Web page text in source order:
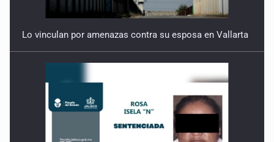
Lo vinculan por amenazas contra su esposa en Vallarta